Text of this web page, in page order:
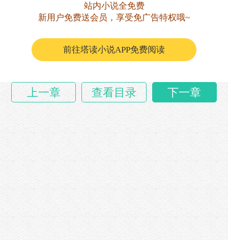
这个名字好，正念反念一个样。
这年代，取这么有意境的名字的人不多。
看来……
站内小说全免费
新用户免费送会员，享受免广告特权哦~
前往塔读小说APP免费阅读
上一章 查看目录 下一章